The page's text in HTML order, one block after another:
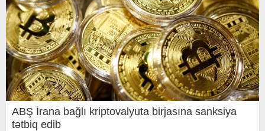
ABŞ İrana bağlı kriptovalyuta birjasına sanksiya
tətbiq edib